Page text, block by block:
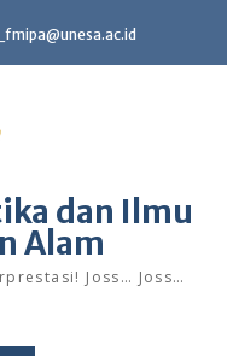
dan Ilmu
Alam
Joss… Joss…